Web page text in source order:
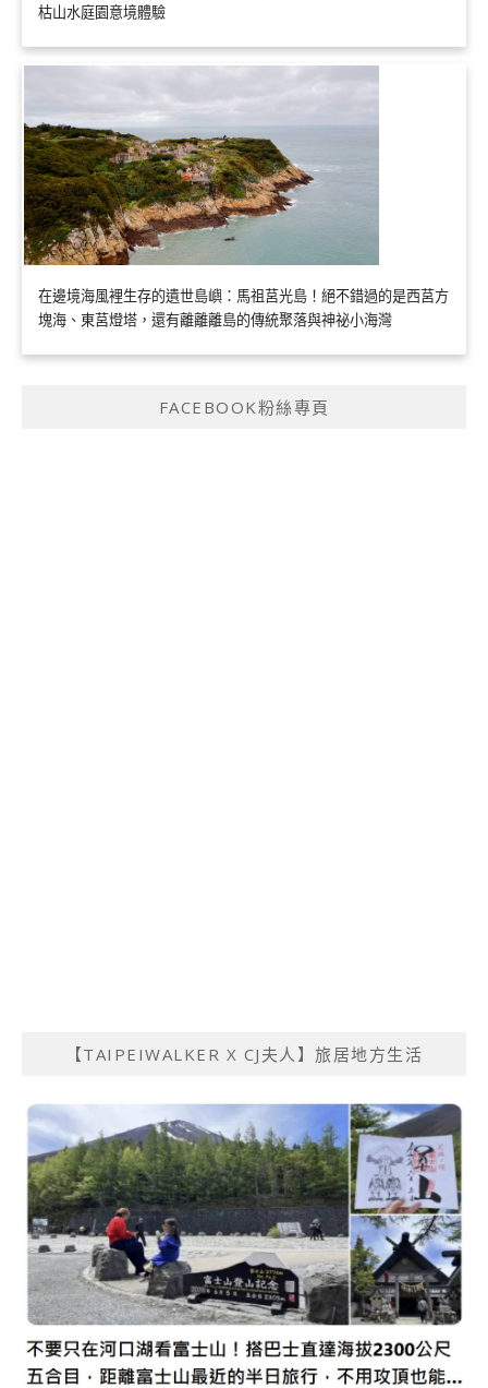
枯山水庭園意境體驗
在邊境海風裡生存的遺世島嶼：馬祖莒光島！絕不錯過的是西莒方
塊海、東莒燈塔，還有離離離島的傳統聚落與神祕小海灣
FACEBOOK粉絲專頁
【TAIPEIWALKER X CJ夫人】旅居地方生活